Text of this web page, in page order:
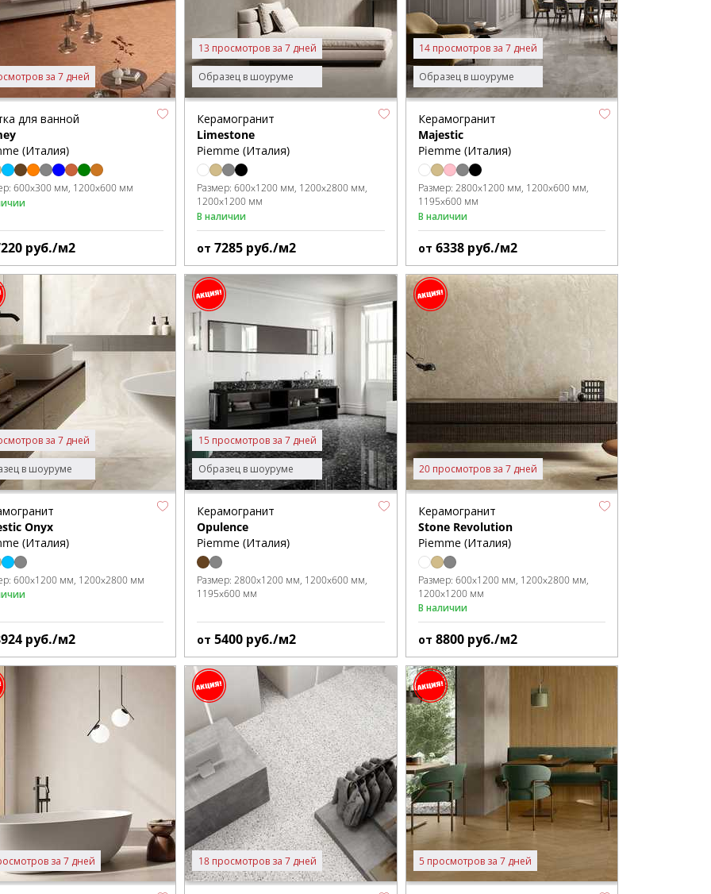
за 7 дней
для ванной
(Италия)
600x300 мм 1200x600 мм
руб./м2
Образец в шоуруме
13 просмотров за 7 дней
Керамогранит
Limestone
Piemme (Италия)
Размер:600x1200 мм 1200x2800 мм
1200x1200 мм
В наличии
от7285 руб./м2
Образец в шоуруме
14 просмотров за 7 дней
Керамогранит
Majestic
Piemme (Италия)
Размер: 2800x1200 мм 1200x600 мм
1195x600 мм
В наличии
от 6338 руб./м2
в шоуруме
за 7 дней
Onyx
(Италия)
600x1200 мм 1200x2800 мм
руб./м2
Образец в шоуруме
15 просмотров за 7 дней
Керамогранит
Opulence
Piemme (Италия)
Размер:2800x1200 мм 1200x600 мм
1195x600 мм
от5400 руб./м2
20 просмотров за 7 дней
Керамогранит
Stone Revolution
Piemme (Италия)
Размер: 600x1200 мм 1200x2800 мм
1200x1200 мм
В наличии
от 8800 руб./м2
за 7 дней 18 просмотров за 7 дней 5 просмотров за 7 дней